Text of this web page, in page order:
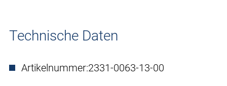
Technische Daten
Artikelnummer:2331-0063-13-00